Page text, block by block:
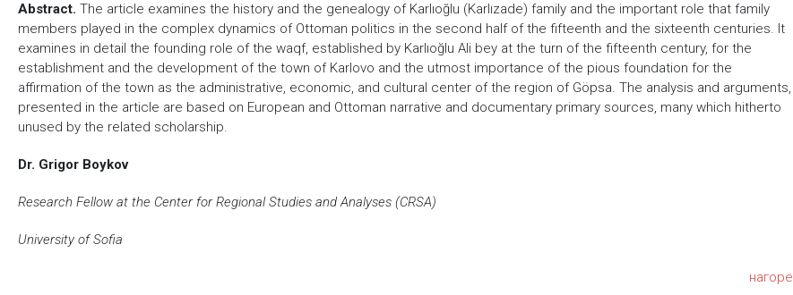
Abstract. The article examines the history and the genealogy of Karlıoğlu (Karlızade) family and the important role that family
members played in the complex dynamics of Ottoman politics in the second half of the fifteenth and the sixteenth centuries. It
examines in detail the founding role of the waqf, established by Karlıoğlu Ali bey at the turn of the fifteenth century, for the
establishment and the development of the town of Karlovo and the utmost importance of the pious foundation for the
affirmation of the town as the administrative, economic, and cultural center of the region of Göpsa. The analysis and arguments,
presented in the article are based on European and Ottoman narrative and documentary primary sources, many which hitherto
unused by the related scholarship.
Dr. Grigor Boykov
Research Fellow at the Center for Regional Studies and Analyses (CRSA)
University of Sofia
нагоре